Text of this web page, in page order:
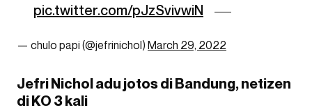
pic.twitter.com/pJzSvivwiN
— chulo papi (@jefrinichol) March 29, 2022
Jefri Nichol adu jotos di Bandung, netizen
di KO 3 kali